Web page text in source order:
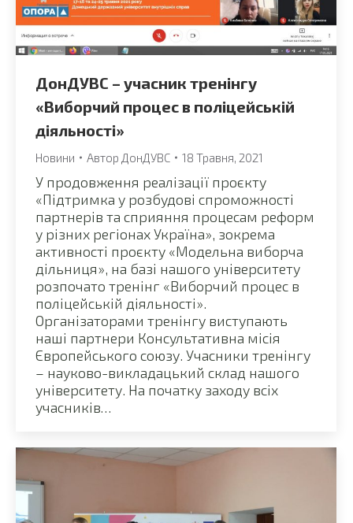
ДонДУВС – учасник тренінгу
«Виборчий процес в поліцейській
діяльності»
Новини Автор ДонДУВС 18 Травня, 2021
У продовження реалізації проєкту
«Підтримка у розбудові спроможності
партнерів та сприяння процесам реформ
у різних регіонах Україна», зокрема
активності проєкту «Модельна виборча
дільниця», на базі нашого університету
розпочато тренінг «Виборчий процес в
поліцейській діяльності».
Організаторами тренінгу виступають
наші партнери Консультативна місія
Європейського союзу. Учасники тренінгу
– науково-викладацький склад нашого
університету. На початку заходу всіх
учасників…